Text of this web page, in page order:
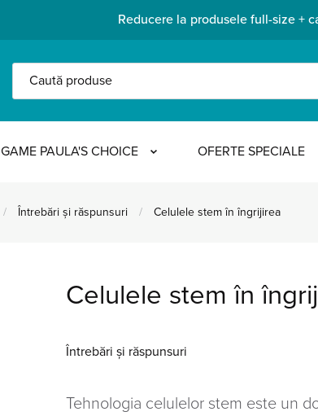
Reducere la produsele full-size +
GAME PAULA'S CHOICE OFERTE SPECIALE
/ Întrebări și răspunsuri /
Celulele stem în îngrijirea
Celulele stem în
Întrebări și răspunsuri
Tehnologia celulelor stem este un